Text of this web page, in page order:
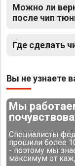
Можно ли
после чип
Где сделать
Вы не узнаете
Мы
Специалисты
прошили более
- поэтому мы
максимум от